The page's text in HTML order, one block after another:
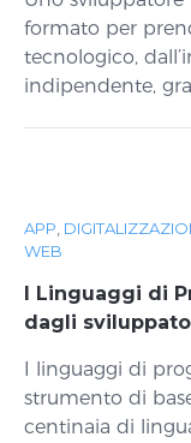
formato per
tecnologico,
indipendente,
APP,
WEB
I Linguaggi di
dagli
I linguaggi di
strumento di
centinaia di